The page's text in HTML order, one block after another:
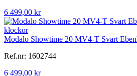
6 499,00 kr
Modalo Showtime 20 MV4-T Svart
Ref.nr: 1602744
6 499,00 kr